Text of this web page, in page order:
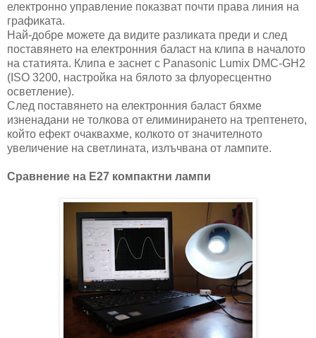
електронно управление показват почти права линия на
графиката.
Най-добре можете да видите разликата преди и след
поставянето на електронния баласт на клипа в началото
на статията. Клипа е заснет с Panasonic Lumix DMC-GH2
(ISO 3200, настройка на бялото за флуоресцентно
осветление).
След поставянето на електронния баласт бяхме
изненадани не толкова от елиминирането на трептенето,
който ефект очаквахме, колкото от значителното
увеличение на светлината, излъчвана от лампите.
Сравнение на E27 компактни лампи